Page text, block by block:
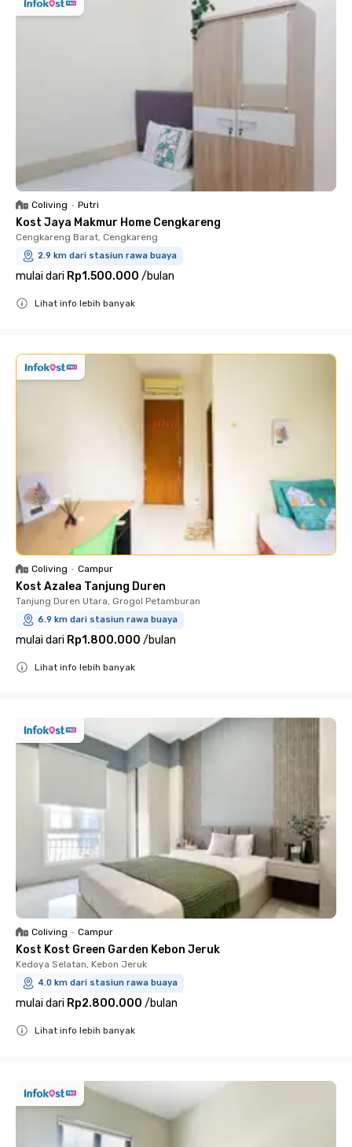
Coliving • Putri
Kost Jaya Makmur Home Cengkareng
Cengkareng Barat, Cengkareng
2.9 km dari stasiun rawa buaya
mulai dari Rp1.500.000 /bulan
Lihat info lebih banyak
Coliving • Campur
Kost Azalea Tanjung Duren
Tanjung Duren Utara, Grogol Petamburan
6.9 km dari stasiun rawa buaya
mulai dari Rp1.800.000 /bulan
Lihat info lebih banyak
Coliving • Campur
Kost Kost Green Garden Kebon Jeruk
Kedoya Selatan, Kebon Jeruk
4.0 km dari stasiun rawa buaya
mulai dari Rp2.800.000 /bulan
Lihat info lebih banyak